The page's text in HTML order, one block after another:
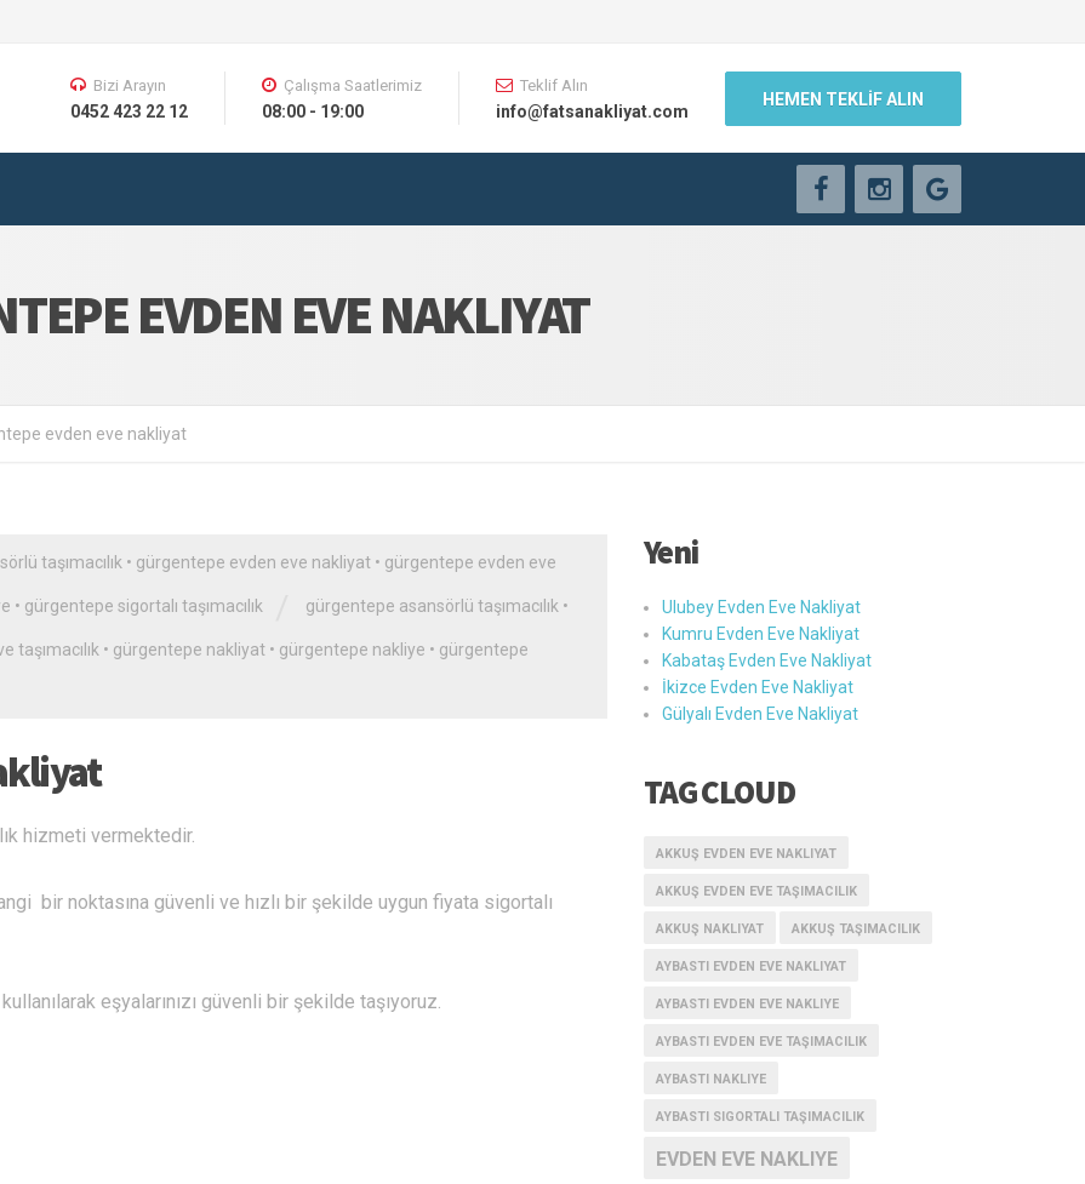
Bizi Arayın
0452 423 22 12
Çalışma Saatlerimiz
08:00 - 19:00
Teklif Alın
info@fatsanakliyat.com
HEMEN TEKLİF ALIN
EVDEN EVE NAKLIYAT
evden eve nakliyat
taşımacılık • gürgentepe evden eve nakliyat • gürgentepe evden eve
• gürgentepe sigortalı taşımacılık gürgentepe asansörlü taşımacılık •
taşımacılık • gürgentepe nakliyat • gürgentepe nakliye • gürgentepe
hizmeti vermektedir.
bir noktasına güvenli ve hızlı bir şekilde uygun fiyata sigortalı
eşyalarınızı güvenli bir şekilde taşıyoruz.
Yeni
Ulubey Evden Eve Nakliyat
Kumru Evden Eve Nakliyat
Kabataş Evden Eve Nakliyat
İkizce Evden Eve Nakliyat
Gülyalı Evden Eve Nakliyat
TAG CLOUD
AKKUŞ EVDEN EVE NAKLIYAT
AKKUŞ EVDEN EVE TAŞIMACILIK
AKKUŞ NAKLIYAT AKKUŞ TAŞIMACILIK
AYBASTI EVDEN EVE NAKLIYAT
AYBASTI EVDEN EVE NAKLIYE
AYBASTI EVDEN EVE TAŞIMACILIK
AYBASTI NAKLIYE
AYBASTI SIGORTALI TAŞIMACILIK
EVDEN EVE NAKLIYE